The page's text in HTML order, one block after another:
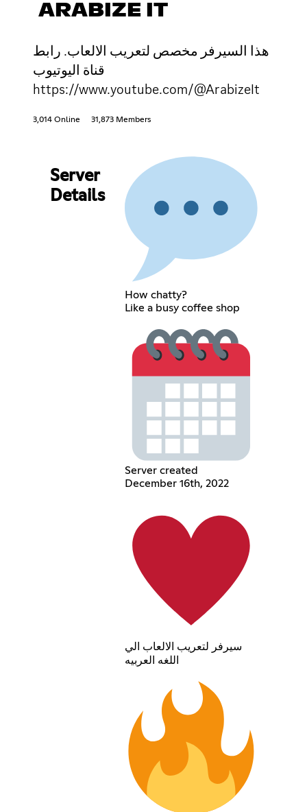
ARABIZE IT
هذا السيرفر مخصص لتعريب الالعاب. رابط
قناة اليوتيوب
https://www.youtube.com/@ArabizeIt
3,014 Online 31,873 Members
Server
Details
How chatty?
Like a busy coffee shop
Server created
December 16th, 2022
سيرفر لتعريب الالعاب الي
اللغه العربيه